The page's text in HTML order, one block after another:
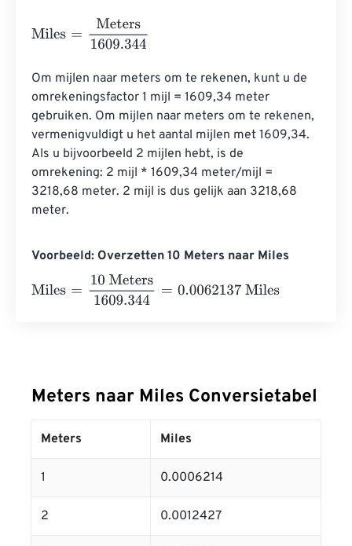
Miles Meters1609.344
Om mijlen naar meters om te rekenen, kunt u de
omrekeningsfactor 1 mijl = 1609,34 meter
gebruiken. Om mijlen naar meters om te rekenen,
vermenigvuldigt u het aantal mijlen met 1609,34.
Als u bijvoorbeeld 2 mijlen hebt, is de
omrekening: 2 mijl * 1609,34 meter/mijl =
3218,68 meter. 2 mijl is dus gelijk aan 3218,68
meter.
Voorbeeld: Overzetten 10 Meters naar Miles
Miles
10 Meters1609.344= 0.0062137 Miles
Meters naar Miles Conversietabel
Meters Miles
1 0.0006214
2 0.0012427